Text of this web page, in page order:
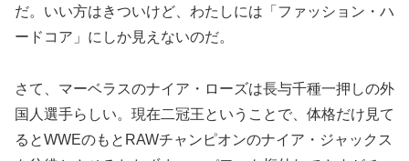
だ。いい方はきついけど、わたしには「ファッション・ハ
ードコア」にしか見えないのだ。
さて、マーベラスのナイア・ローズは長与千種一押しの外
国人選手らしい。現在二冠王ということで、体格だけ見て
るとWWEのもとRAWチャンピオンのナイア・ジャックス